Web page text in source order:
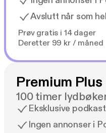
Avslutt når som
Prøv gratis i 14 dager
Deretter 99 kr / måned
Premium Plus
100 timer
Eksklusive
Ingen annonser i